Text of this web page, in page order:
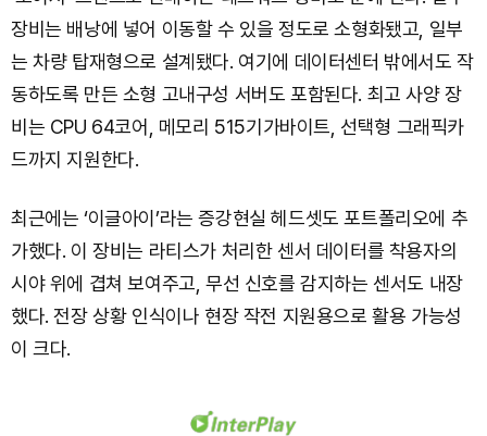
장비는 배낭에 넣어 이동할 수 있을 정도로 소형화됐고, 일부
는 차량 탑재형으로 설계됐다. 여기에 데이터센터 밖에서도 작
동하도록 만든 소형 고내구성 서버도 포함된다. 최고 사양 장
비는 CPU 64코어, 메모리 515기가바이트, 선택형 그래픽카
드까지 지원한다.
최근에는 ‘이글아이’라는 증강현실 헤드셋도 포트폴리오에 추
가했다. 이 장비는 라티스가 처리한 센서 데이터를 착용자의
시야 위에 겹쳐 보여주고, 무선 신호를 감지하는 센서도 내장
했다. 전장 상황 인식이나 현장 작전 지원용으로 활용 가능성
이 크다.